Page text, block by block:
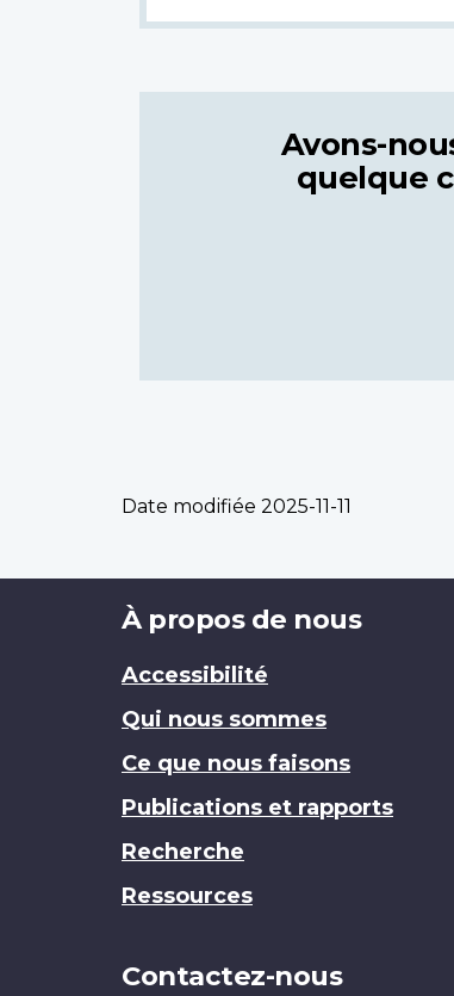
Avons-
quelque
Date modifiée 2025-11-11
Brand
À propos de nous
Accessibilité
Qui nous sommes
Ce que nous faisons
Publications et rapports
Recherche
Ressources
Contactez-nous